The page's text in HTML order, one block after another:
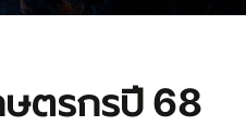
ษตรกรปี 68